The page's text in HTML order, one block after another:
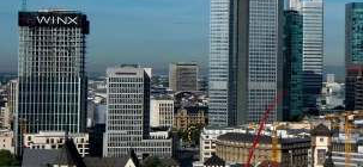
DARMSTADT
RHEIN-MAIN